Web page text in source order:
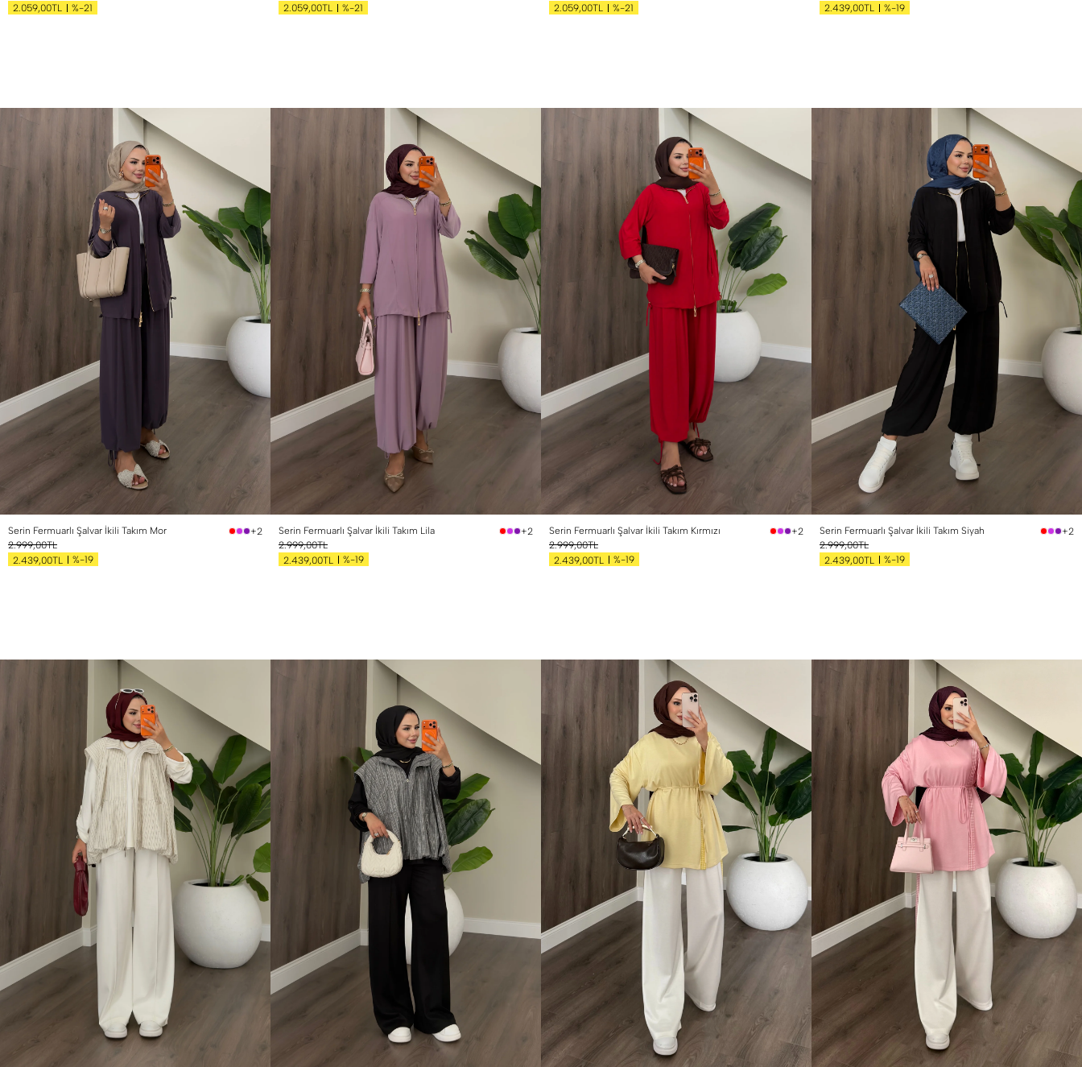
2.059,00TL
%-21
2 Beden (40-42)
2.059,00TL
%-21
2.059,00TL
%-21
2 Beden (40-42)
2.439,00TL
%-19
2 Beden (40-42)
Serin Fermuarlı Şalvar İkili Takım Mor
+2
2.999,00TL
2.439,00TL
%-19
2 Beden (40-42)
Serin Fermuarlı Şalvar İkili Takım Lila
+2
2.999,00TL
2.439,00TL
%-19
1 Beden (36-38) 2 Beden (40-42)
Serin Fermuarlı Şalvar İkili Takım Kırmızı
+2
2.999,00TL
2.439,00TL
%-19
1 Beden (36-38)2 Beden (40-42)
Serin Fermuarlı Şalvar İkili Takım Siyah
+2
2.999,00TL
2.439,00TL
%-19